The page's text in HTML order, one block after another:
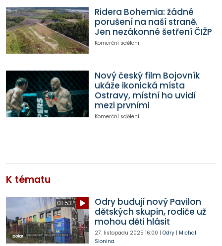
Ridera Bohemia: žádné
porušení na naší straně.
Jen nezákonné šetření ČIŽP
Komerční sdělení
Nový český film Bojovník
ukáže ikonická místa
Ostravy, místní ho uvidí
mezi prvními
Komerční sdělení
K tématu
01:53
Odry budují nový Pavilon
dětských skupin, rodiče už
mohou děti hlásit
27. listopadu 2025 16:00 | Odry| Michal
Slonina